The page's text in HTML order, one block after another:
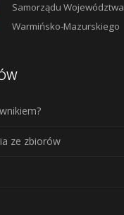
Samorządu Województwa
Warmińsko-Mazurskiego
ze zbiorów